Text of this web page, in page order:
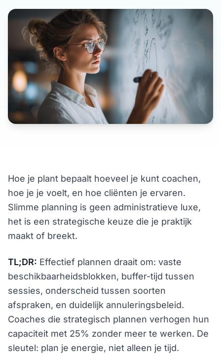
Hoe je plant bepaalt hoeveel je kunt coachen,
hoe je je voelt, en hoe cliënten je ervaren.
Slimme planning is geen administratieve luxe,
het is een strategische keuze die je praktijk
maakt of breekt.
TL;DR: Effectief plannen draait om: vaste
beschikbaarheidsblokken, buffer-tijd tussen
sessies, onderscheid tussen soorten
afspraken, en duidelijk annuleringsbeleid.
Coaches die strategisch plannen verhogen hun
capaciteit met 25% zonder meer te werken. De
sleutel: plan je energie, niet alleen je tijd.